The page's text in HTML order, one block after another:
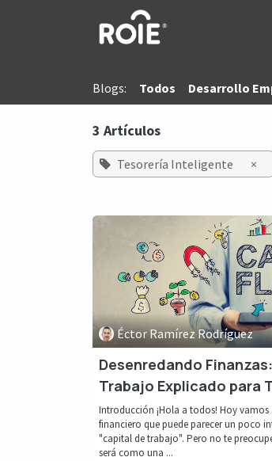
Blogs: Todos Desarrollo
3 Artículos
Tesorería Inteligente ×
Éctor Ramírez Rodríguez
Desenredando
Trabajo Explicado para
Introducción ¡Hola a todos! Hoy
financiero que puede parecer un poco
"capital de trabajo". Pero no te
será como una ...